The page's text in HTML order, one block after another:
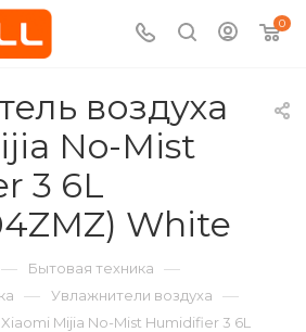
0
воздуха
No-Mist
3 6L
White
— Бытовая техника —
— Увлажнители воздуха —
Mijia No-Mist Humidifier 3 6L